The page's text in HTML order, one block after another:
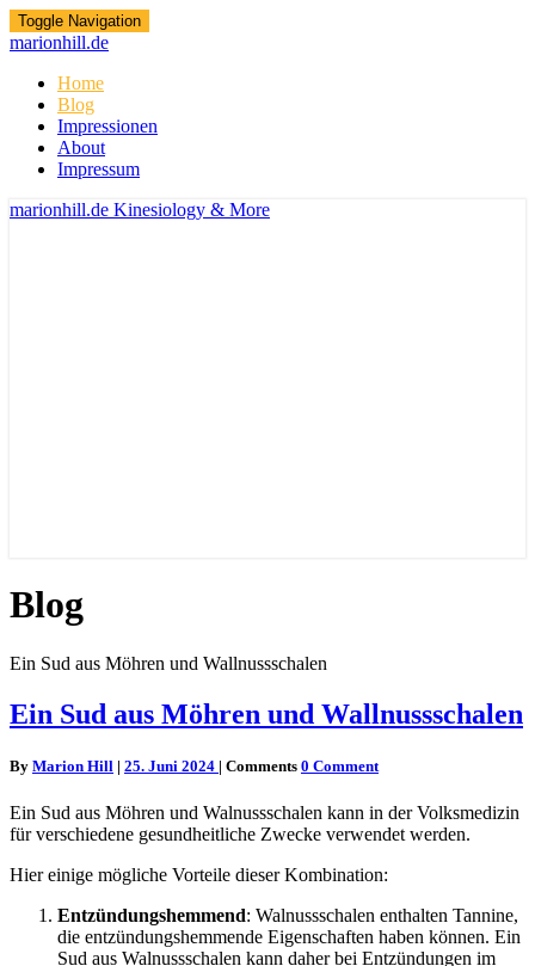
Toggle Navigation
marionhill.de
Home
Blog
Impressionen
About
Impressum
marionhill.de Kinesiology & More
Blog
Ein Sud aus Möhren und Wallnussschalen
Ein Sud aus Möhren und Wallnussschalen
By Marion Hill | 25. Juni 2024 | Comments 0 Comment
Ein Sud aus Möhren und Walnussschalen kann in der Volksmedizin
für verschiedene gesundheitliche Zwecke verwendet werden.
Hier einige mögliche Vorteile dieser Kombination:
Entzündungshemmend: Walnussschalen enthalten Tannine,
die entzündungshemmende Eigenschaften haben können. Ein
Sud aus Walnussschalen kann daher bei Entzündungen im